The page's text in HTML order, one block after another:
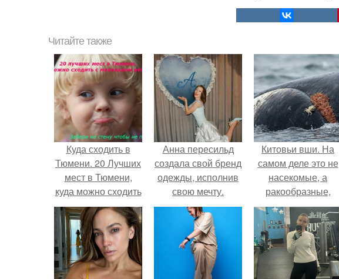
Читайте также
Куда сходить в
Тюмени. 20 Лучших
мест в Тюмени,
куда можно сходить
с маленьким
ребенком
Анна пересильд
создала свой бренд
одежды, исполнив
свою мечту.
Китовьи вши. На
самом деле это не
насекомые, а
ракообразные,
относящиеся к
бокоплавам.